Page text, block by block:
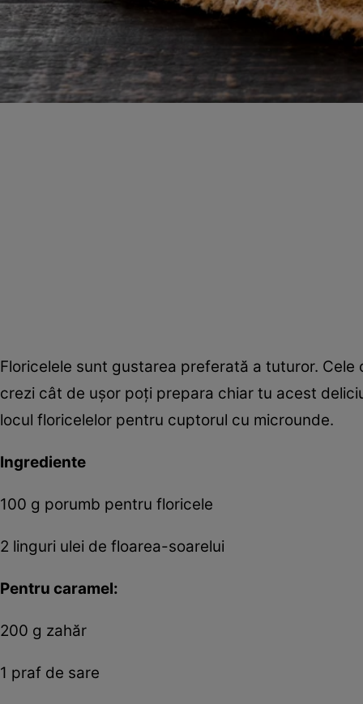
Floricelele sunt gustarea preferată a tuturor.
crezi cât de uşor poţi prepara chiar tu acest
locul floricelelor pentru cuptorul cu microunde.
Ingrediente
100 g porumb pentru floricele
2 linguri ulei de floarea-soarelui
Pentru caramel:
200 g zahăr
1 praf de sare